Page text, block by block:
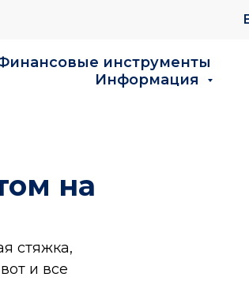
инструменты
Информация
на
стяжка,
и все